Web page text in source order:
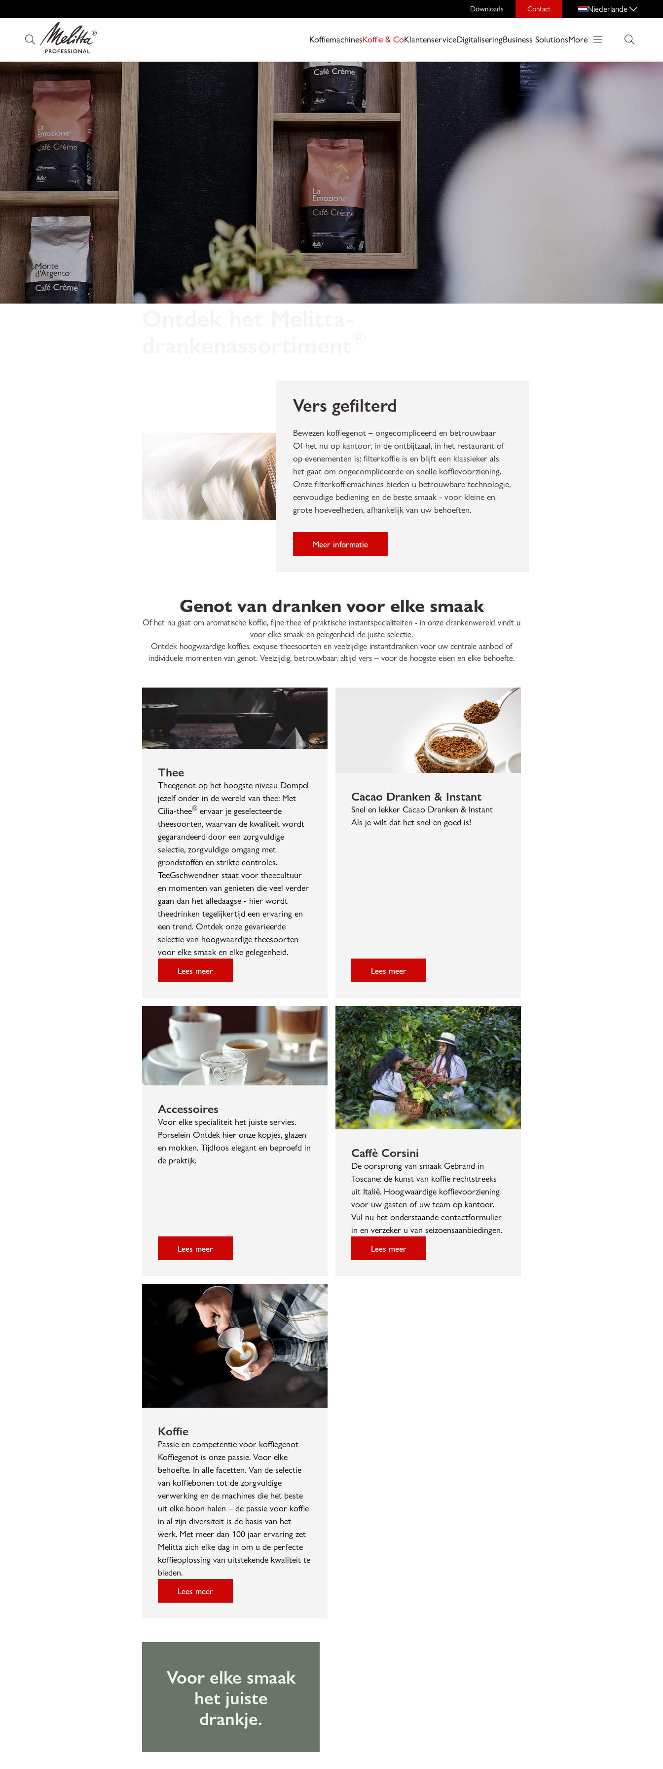
Downloads Contact Niederlande
KoffiemachinesKoffie & CoKlantenserviceDigitaliseringBusiness SolutionsMore
Vers gefilterd
Bewezen koffiegenot – ongecompliceerd en betrouwbaar
Of het nu op kantoor, in de ontbijtzaal, in het restaurant of
op evenementen is: filterkoffie is en blijft een klassieker als
het gaat om ongecompliceerde en snelle koffievoorziening.
Onze filterkoffiemachines bieden u betrouwbare technologie,
eenvoudige bediening en de beste smaak - voor kleine en
grote hoeveelheden, afhankelijk van uw behoeften.
Meer informatie
Genot van dranken voor elke smaak
Of het nu gaat om aromatische koffie, fijne thee of praktische instantspecialiteiten - in onze drankenwereld vindt u
voor elke smaak en gelegenheid de juiste selectie.
Ontdek hoogwaardige koffies, exquise theesoorten en veelzijdige instantdranken voor uw centrale aanbod of
individuele momenten van genot. Veelzijdig, betrouwbaar, altijd vers – voor de hoogste eisen en elke behoefte.
Thee
Theegenot op het hoogste niveau Dompel
jezelf onder in de wereld van thee: Met
Cilia-thee® ervaar je geselecteerde
theesoorten, waarvan de kwaliteit wordt
gegarandeerd door een zorgvuldige
selectie, zorgvuldige omgang met
grondstoffen en strikte controles.
TeeGschwendner staat voor theecultuur
en momenten van genieten die veel verder
gaan dan het alledaagse - hier wordt
theedrinken tegelijkertijd een ervaring en
een trend. Ontdek onze gevarieerde
selectie van hoogwaardige theesoorten
voor elke smaak en elke gelegenheid.
Lees meer
Cacao Dranken & Instant
Snel en lekker Cacao Dranken & Instant
Als je wilt dat het snel en goed is!
Lees meer
Accessoires
Voor elke specialiteit het juiste servies.
Porselein Ontdek hier onze kopjes, glazen
en mokken. Tijdloos elegant en beproefd in
de praktijk.
Lees meer
Caffè Corsini
De oorsprong van smaak Gebrand in
Toscane: de kunst van koffie rechtstreeks
uit Italië. Hoogwaardige koffievoorziening
voor uw gasten of uw team op kantoor.
Vul nu het onderstaande contactformulier
in en verzeker u van seizoensaanbiedingen.
Lees meer
Koffie
Passie en competentie voor koffiegenot
Koffiegenot is onze passie. Voor elke
behoefte. In alle facetten. Van de selectie
van koffiebonen tot de zorgvuldige
verwerking en de machines die het beste
uit elke boon halen – de passie voor koffie
in al zijn diversiteit is de basis van het
werk. Met meer dan 100 jaar ervaring zet
Melitta zich elke dag in om u de perfecte
koffieoplossing van uitstekende kwaliteit te
bieden.
Lees meer
Voor elke smaak
het juiste
drankje.